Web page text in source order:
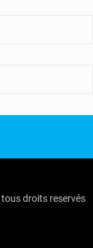
tous droits reservés